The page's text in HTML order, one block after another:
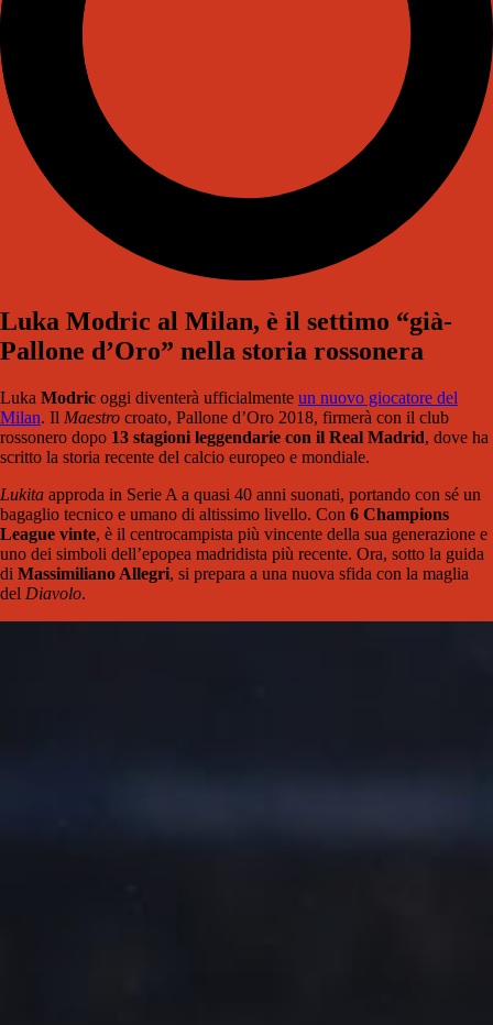
Luka Modric al Milan, è il settimo “già-
Pallone d’Oro” nella storia rossonera
Luka Modric oggi diventerà ufficialmente un nuovo giocatore del
Milan. Il Maestro croato, Pallone d’Oro 2018, firmerà con il club
rossonero dopo 13 stagioni leggendarie con il Real Madrid, dove ha
scritto la storia recente del calcio europeo e mondiale.
Lukita approda in Serie A a quasi 40 anni suonati, portando con sé un
bagaglio tecnico e umano di altissimo livello. Con 6 Champions
League vinte, è il centrocampista più vincente della sua generazione e
uno dei simboli dell’epopea madridista più recente. Ora, sotto la guida
di Massimiliano Allegri, si prepara a una nuova sfida con la maglia
del Diavolo.